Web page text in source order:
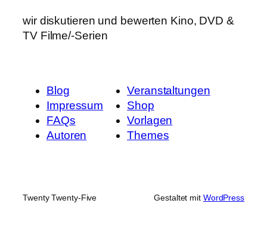
wir diskutieren und bewerten Kino, DVD &
TV Filme/-Serien
Blog
Impressum
FAQs
Autoren
Veranstaltungen
Shop
Vorlagen
Themes
Twenty Twenty-Five Gestaltet mit WordPress